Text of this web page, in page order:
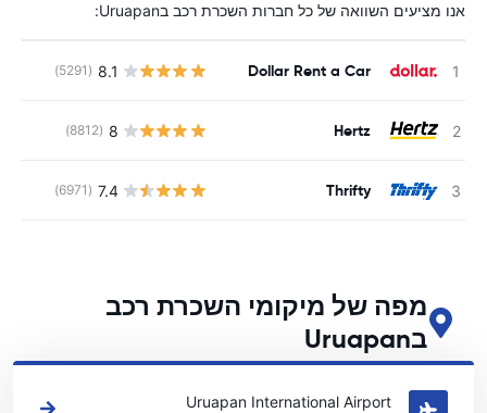
אנו מציעים השוואה של כל חברות השכרת רכב בUruapan:
Dollar Rent a Car
8.1
(5291)
Hertz
8
(8812)
Thrifty
7.4
(6971)
מפה של מיקומי השכרת רכב
בUruapan
ראה את מיקומי השכרת הרכב העיקריים שלנו בUruapan
Uruapan International Airport